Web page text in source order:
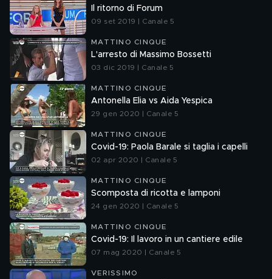
Il ritorno di Forum
09 set 2019 | Canale 5
MATTINO CINQUE
L'arresto di Massimo Bossetti
03 dic 2019 | Canale 5
MATTINO CINQUE
Antonella Elia vs Aida Yespica
29 gen 2020 | Canale 5
MATTINO CINQUE
Covid-19: Paola Barale si taglia i capelli
02 apr 2020 | Canale 5
MATTINO CINQUE
Scomposta di ricotta e lamponi
24 gen 2020 | Canale 5
MATTINO CINQUE
Covid-19: Il lavoro in un cantiere edile
07 mag 2020 | Canale 5
VERISSIMO